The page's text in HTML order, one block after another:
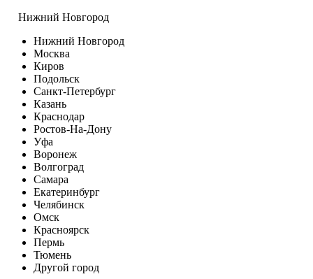
Нижний Новгород
Нижний Новгород
Москва
Киров
Подольск
Санкт-Петербург
Казань
Краснодар
Ростов-На-Дону
Уфа
Воронеж
Волгоград
Самара
Екатеринбург
Челябинск
Омск
Красноярск
Пермь
Тюмень
Другой город